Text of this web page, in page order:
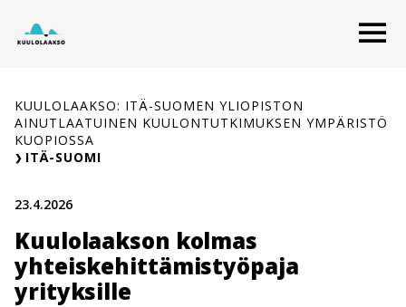
sisältöön
KUULOLAAKSO: ITÄ-SUOMEN YLIOPISTON
AINUTLAATUINEN KUULONTUTKIMUKSEN YMPÄRISTÖ
KUOPIOSSA
ITÄ-SUOMI
23.4.2026
Kuulolaakson kolmas
yhteiskehittämistyöpaja
yrityksille